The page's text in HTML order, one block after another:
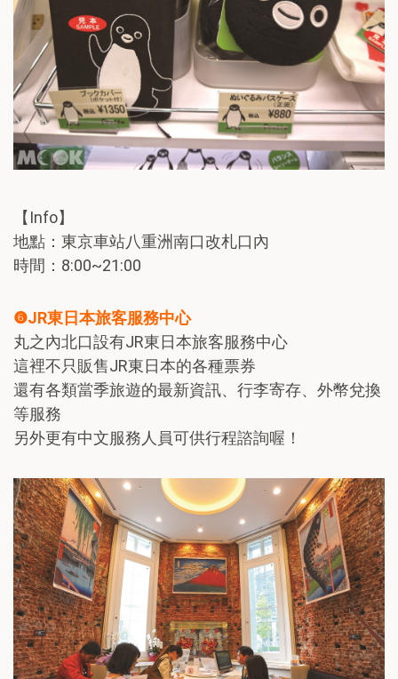
【Info】
地點：東京車站八重洲南口改札口內
時間：8:00~21:00
❻JR東日本旅客服務中心
丸之內北口設有JR東日本旅客服務中心
這裡不只販售JR東日本的各種票券
還有各類當季旅遊的最新資訊、行李寄存、外幣兌換
等服務
另外更有中文服務人員可供行程諮詢喔！